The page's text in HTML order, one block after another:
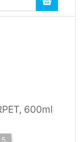
600ml
5